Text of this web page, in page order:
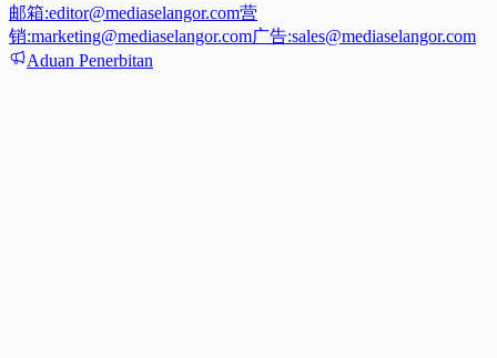
邮箱:editor@mediaselangor.com营
销:marketing@mediaselangor.com广告:sales@mediaselangor.com
Aduan Penerbitan